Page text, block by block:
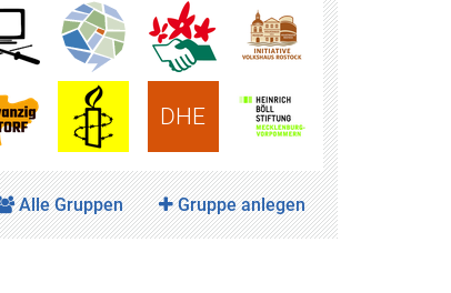
DHE
Alle Gruppen Gruppe anlegen